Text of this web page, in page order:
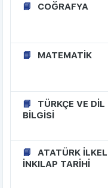
COĞRAFYA
MATEMATİK
TÜRKÇE VE DİL
BİLGİSİ
ATATÜRK
İNKILAP TARİHİ